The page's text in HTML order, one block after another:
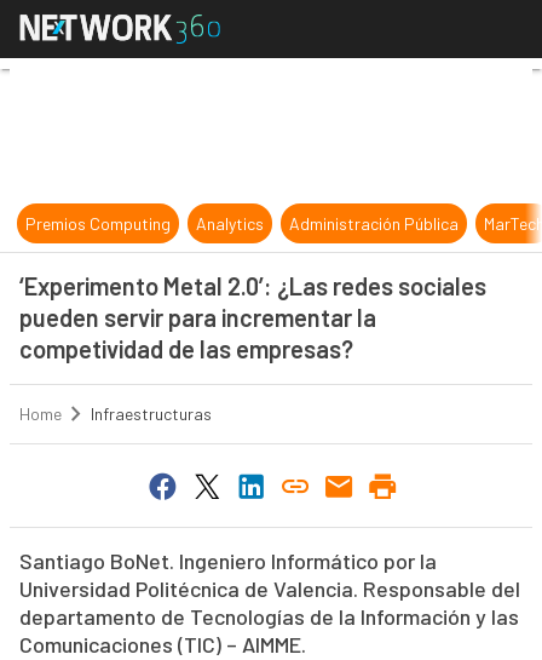
‘Experimento Metal 2.0’: ¿Las
Premios Computing Analytics Administración Pública
‘Experimento Metal 2.0’: ¿Las redes sociales
pueden servir para incrementar la
competividad de las empresas?
Home Infraestructuras
Santiago BoNet. Ingeniero Informático por la
Universidad Politécnica de Valencia. Responsable del
departamento de Tecnologías de la Información y las
Comunicaciones (TIC) – AIMME.